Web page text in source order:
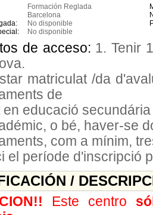
Formación Reglada
Barcelona
No disponible
No disponible
de acceso: 1. Tenir
matriculat /da
de
en educació
o bé, haver-se
com a mínim,
el període d'inscripció
/
Este centro